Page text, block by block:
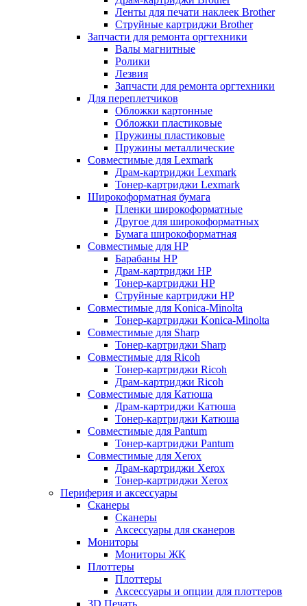
Ленты для печати наклеек Brother
Струйные картриджи Brother
Запчасти для ремонта оргтехники
Валы магнитные
Ролики
Лезвия
Запчасти для ремонта оргтехники
Для переплетчиков
Обложки картонные
Обложки пластиковые
Пружины пластиковые
Пружины металлические
Совместимые для Lexmark
Драм-картриджи Lexmark
Тонер-картриджи Lexmark
Широкоформатная бумага
Пленки широкоформатные
Другое для широкоформатных
Бумага широкоформатная
Совместимые для HP
Барабаны HP
Драм-картриджи HP
Тонер-картриджи HP
Струйные картриджи HP
Совместимые для Konica-Minolta
Тонер-картриджи Konica-Minolta
Совместимые для Sharp
Тонер-картриджи Sharp
Совместимые для Ricoh
Тонер-картриджи Ricoh
Драм-картриджи Ricoh
Совместимые для Катюша
Драм-картриджи Катюша
Тонер-картриджи Катюша
Совместимые для Pantum
Тонер-картриджи Pantum
Совместимые для Xerox
Драм-картриджи Xerox
Тонер-картриджи Xerox
Периферия и аксессуары
Сканеры
Сканеры
Аксессуары для сканеров
Мониторы
Мониторы ЖК
Плоттеры
Плоттеры
Аксессуары и опции для плоттеров
3D Печать